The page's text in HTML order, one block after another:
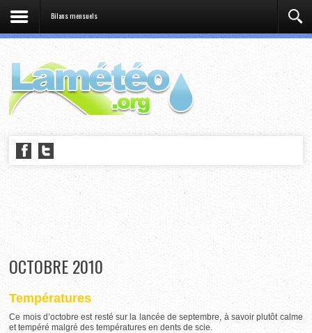
Bilans mensuels
OCTOBRE 2010
Températures
Ce mois d’octobre est resté sur la lancée de septembre, à savoir plutôt calme
et tempéré malgré des températures en dents de scie.